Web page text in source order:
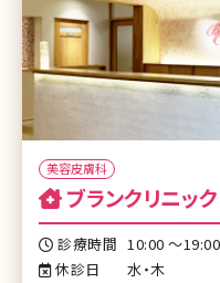
美容皮膚科
ブランクリニッ
診療時間 10:00 〜
休診日
水・木